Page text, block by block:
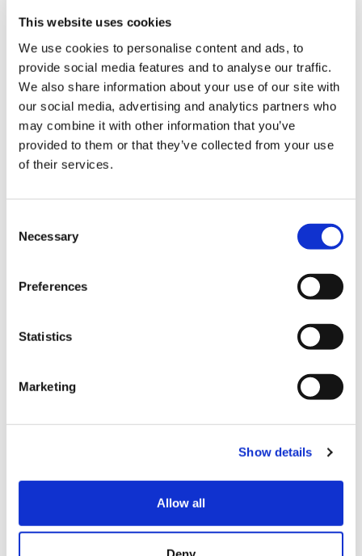
This website uses cookies
We use cookies to personalise content and ads, to
provide social media features and to analyse our traffic.
We also share information about your use of our site with
our social media, advertising and analytics partners who
may combine it with other information that you’ve
provided to them or that they’ve collected from your use
of their services.
Selection
Necessary
Preferences
Statistics
Marketing
Show details
Allow all
Reportistica
Per ciascuna email inviata, Infomail registra i dati per
mettere a disposizione statistiche dettagliate in tempo
i risultati della tua spedizione rispetto alle aperture e al
numero di clic, fino a visualizzare chi ha aperto o cliccato
Infomail gestisce automaticamente gli indirizzi che
disiscriversi. Grazie all’integrazione con strumenti di
INVIATE E
RECAPITATE